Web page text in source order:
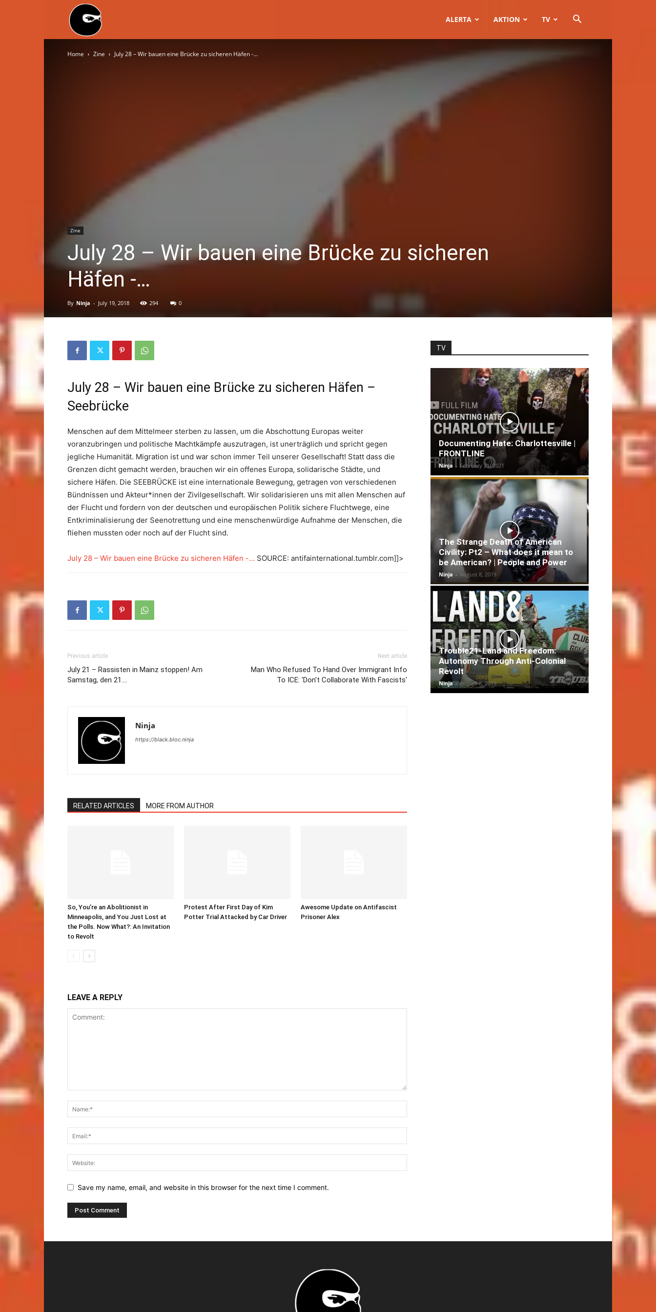
BLOC
ALERTA AKTION TV
Home Zine July 28 – Wir bauen eine Brücke zu sicheren Häfen -…
Zine
July 28 – Wir bauen eine Brücke zu sicheren
Häfen -…
By Ninja - July 19, 2018 294 0
July 28 – Wir bauen eine Brücke zu sicheren Häfen –
Seebrücke
Menschen auf dem Mittelmeer sterben zu lassen, um die Abschottung Europas weiter
voranzubringen und politische Machtkämpfe auszutragen, ist unerträglich und spricht gegen
jegliche Humanität. Migration ist und war schon immer Teil unserer Gesellschaft! Statt dass die
Grenzen dicht gemacht werden, brauchen wir ein offenes Europa, solidarische Städte, und
sichere Häfen. Die SEEBRÜCKE ist eine internationale Bewegung, getragen von verschiedenen
Bündnissen und Akteur*innen der Zivilgesellschaft. Wir solidarisieren uns mit allen Menschen auf
der Flucht und fordern von der deutschen und europäischen Politik sichere Fluchtwege, eine
Entkriminalisierung der Seenotrettung und eine menschenwürdige Aufnahme der Menschen, die
fliehen mussten oder noch auf der Flucht sind.
July 28 – Wir bauen eine Brücke zu sicheren Häfen -… SOURCE: antifainternational.tumblr.com]]>
Previous article
July 21 – Rassisten in Mainz stoppen! Am
Samstag, den 21….
Next article
Man Who Refused To Hand Over Immigrant Info
To ICE: 'Don't Collaborate With Fascists'
Ninja
https://black.bloc.ninja
RELATED ARTICLES MORE FROM AUTHOR
So, You’re an Abolitionist in
Minneapolis, and You Just Lost at
the Polls. Now What?: An Invitation
to Revolt
Protest After First Day of Kim
Potter Trial Attacked by Car Driver
Awesome Update on Antifascist
Prisoner Alex
LEAVE A REPLY
Save my name, email, and website in this browser for the next time I comment.
TV
Documenting Hate: Charlottesville |
FRONTLINE
Ninja - February 21, 2021
The Strange Death of American
Civility: Pt2 – What does it mean to
be American? | People and Power
Ninja - August 8, 2019
Trouble21-Land and Freedom:
Autonomy Through Anti-Colonial
Revolt
Ninja - August 8, 2019